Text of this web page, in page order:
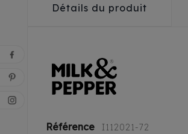
Détails du produit
Référence I112021-72